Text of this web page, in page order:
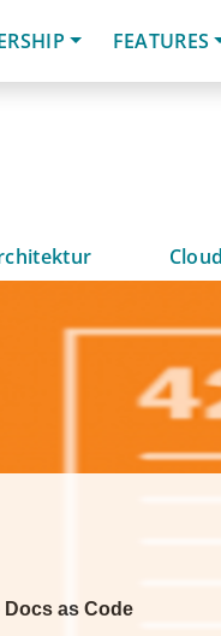
FEATURES
Cloud
Docs as Code